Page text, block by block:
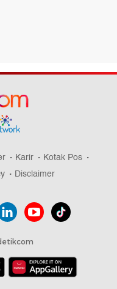
Karir
Kotak Pos
Disclaimer